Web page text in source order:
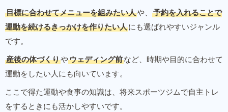
目標に合わせてメニューを組みたい人や、
予約を入れることで
運動を続けるきっかけを作りたい人にも選ばれやすいジャンル
です。
産後の体づくりやウェディング前など、時期や目的に合わせて
運動をしたい人にも向いています。
ここで得た運動や食事の知識は、将来スポーツジムで自主トレ
をするときにも活かしやすいです。